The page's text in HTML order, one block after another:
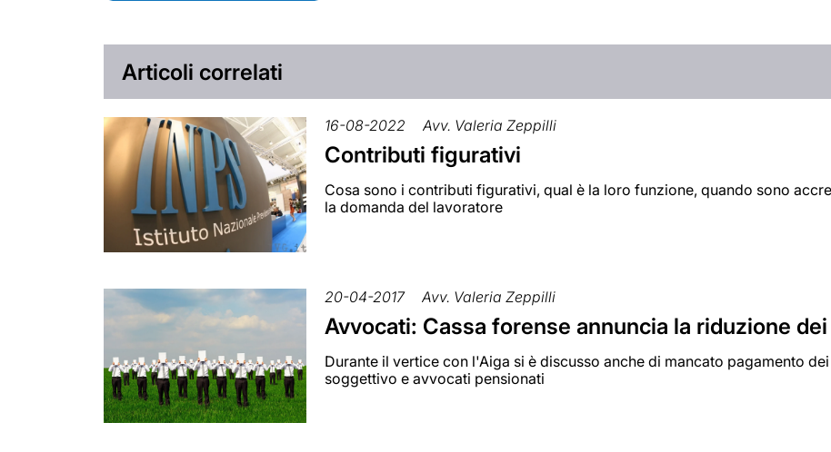
Articoli correlati
16-08-2022 Avv. Valeria Zeppilli
Contributi figurativi
Cosa sono i contributi figurativi, qual è la loro funzione, quando sono
la domanda del lavoratore
20-04-2017 Avv. Valeria Zeppilli
Avvocati: Cassa forense annuncia la riduzione
Durante il vertice con l'Aiga si è discusso anche di mancato pagamento
soggettivo e avvocati pensionati